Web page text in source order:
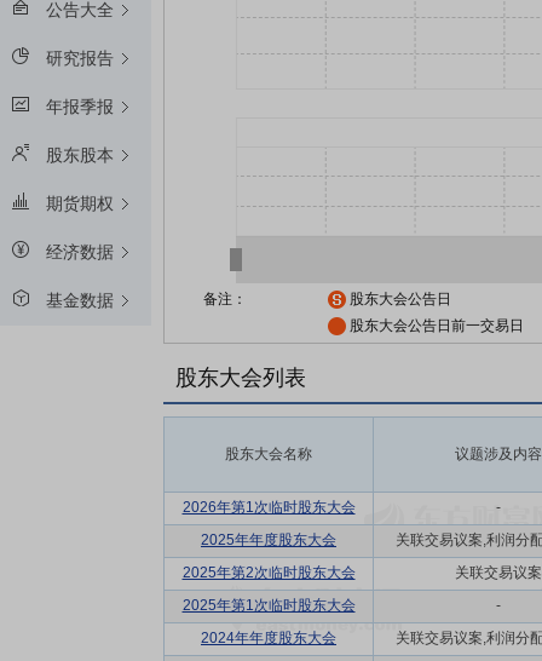
公告大全
研究报告
年报季报
股东股本
期货期权
经济数据
基金数据 备注：
股东大会公告日
股东大会公告日前一交易日
股东大会列表
股东大会名称 议题涉及内容
2026年第1次临时股东大会
-
2025年年度股东大会
关联交易议案,利润分
2025年第2次临时股东大会
关联交易议案
2025年第1次临时股东大会
-
2024年年度股东大会
关联交易议案,利润分